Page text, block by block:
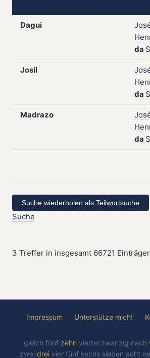
Dagui
da
Josil
da
Madrazo
da
Suche
3 Treffer in insgesamt 66721
Impressum Unterstütze mich!
gleich fünf zehn viertel zwanzig nach
zwei drei vier fünf sechs sieben acht